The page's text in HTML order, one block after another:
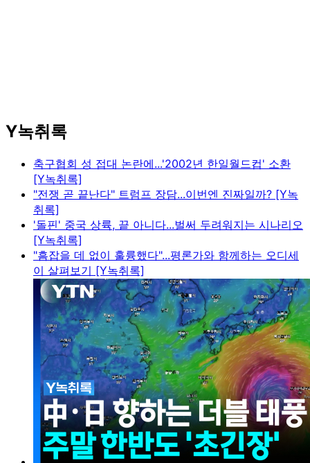
Y녹취록
축구협회 성 접대 논란에...'2002년 한일월드컵' 소환
[Y녹취록]
"전쟁 곧 끝난다" 트럼프 장담...이번엔 진짜일까? [Y녹
취록]
'돌핀' 중국 상륙, 끝 아니다...벌써 두려워지는 시나리오
[Y녹취록]
"흠잡을 데 없이 훌륭했다"...평론가와 함께하는 오디세
이 살펴보기 [Y녹취록]